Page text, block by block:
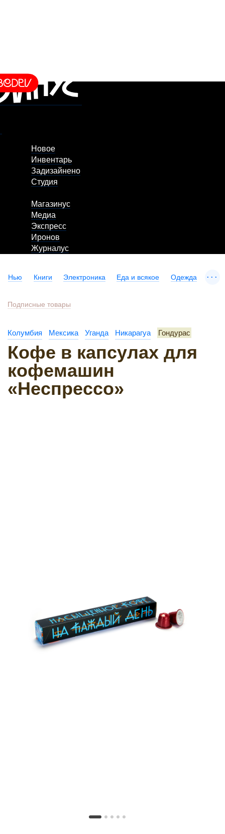
Новое
Инвентарь
Задизайнено
Студия
Магазинус
Медиа
Экспресс
Иронов
Журналус
Нью Книги Электроника Еда и всякое Одежда ...
Подписные товары
Колумбия Мексика Уганда Никарагуа Гондурас
Кофе в капсулах для
кофемашин
«Неспрессо»